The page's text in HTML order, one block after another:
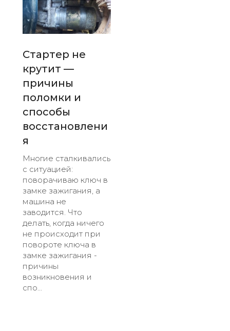
Стартер не
крутит —
причины
поломки и
способы
восстановлени
я
Многие сталкивались
с ситуацией:
поворачиваю ключ в
замке зажигания, а
машина не
заводится. Что
делать, когда ничего
не происходит при
повороте ключа в
замке зажигания -
причины
возникновения и
спо...